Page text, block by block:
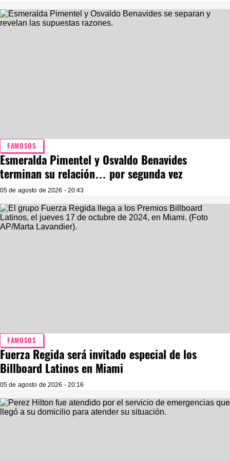
FAMOSOS
Esmeralda Pimentel y Osvaldo Benavides
terminan su relación… por segunda vez
05 de agosto de 2026 - 20:43
FAMOSOS
Fuerza Regida será invitado especial de los
Billboard Latinos en Miami
05 de agosto de 2026 - 20:16